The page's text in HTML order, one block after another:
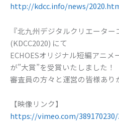
http://kdcc.info/news/
『北九州デジタルクリエーター
(KDCC2020) にて
ECHOESオリジナル短編アニメ
が”大賞”を受賞いたしました！
審査員の方々と運営の皆様あり
【映像リンク】
https://vimeo.com/389170230/